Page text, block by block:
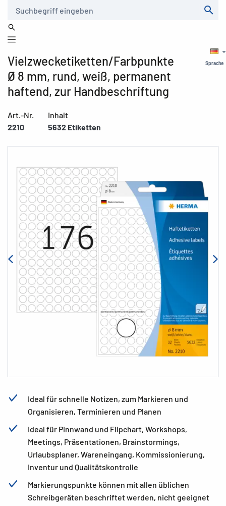
Sprache
Vielzwecketiketten/Farbpunkte
Ø 8 mm, rund, weiß, permanent
haftend, zur Handbeschriftung
Art.-Nr.
2210
Inhalt
5632 Etiketten
Ideal für schnelle Notizen, zum Markieren und
Organisieren, Terminieren und Planen
Ideal für Pinnwand und Flipchart, Workshops,
Meetings, Präsentationen, Brainstormings,
Urlaubsplaner, Wareneingang, Kommissionierung,
Inventur und Qualitätskontrolle
Markierungspunkte können mit allen üblichen
Schreibgeräten beschriftet werden, nicht geeignet